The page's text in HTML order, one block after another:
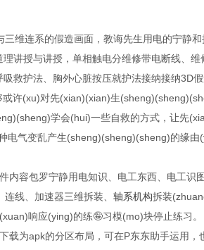
维连系的假造画面，教诲先生用电的宁静
讲授与讲授，单相触电分维修带电断线、
救护法、胸外心脏按压就护法接纳接纳3D
许(xu)对先(xian)(xian)生
学会(hui)一些自救的方式，让先
气变乱产生(sheng)(sheng)(sheng)的缘
内容包罗宁静用电知识、电工东西、电工
连线、加速器三维拆装、轴系机构拆装
响应(ying)的练🤪习模(mo)块停止练习。
为apk的分区布局，可在P东东助手运用